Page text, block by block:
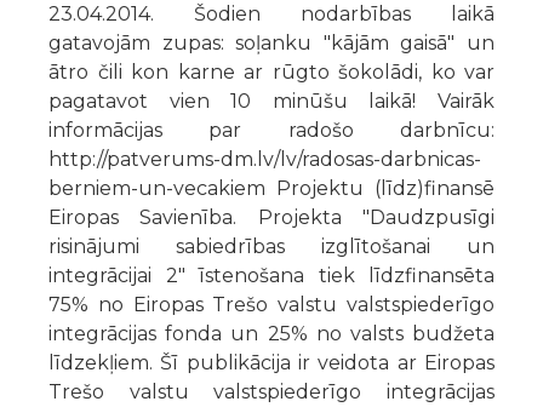
23.04.2014. Šodien nodarbības laikā
gatavojām zupas: soļanku "kājām gaisā" un
ātro čili kon karne ar rūgto šokolādi, ko var
pagatavot vien 10 minūšu laikā! Vairāk
informācijas par radošo darbnīcu:
http://patverums-dm.lv/lv/radosas-darbnicas-
berniem-un-vecakiem Projektu (līdz)finansē
Eiropas Savienība. Projekta "Daudzpusīgi
risinājumi sabiedrības izglītošanai un
integrācijai 2" īstenošana tiek līdzfinansēta
75% no Eiropas Trešo valstu valstspiederīgo
integrācijas fonda un 25% no valsts budžeta
līdzekļiem. Šī publikācija ir veidota ar Eiropas
Trešo valstu valstspiederīgo integrācijas